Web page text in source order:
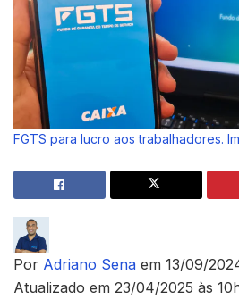
FGTS para lucro aos trabalhadores.
Por Adriano Sena em 13/09/
Atualizado em 23/04/2025 às